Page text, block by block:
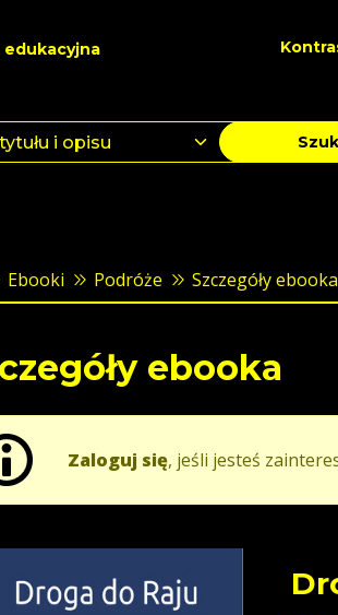
Ebooki Podróże Szczegóły
ebooka
Zaloguj się, jeśli jesteś